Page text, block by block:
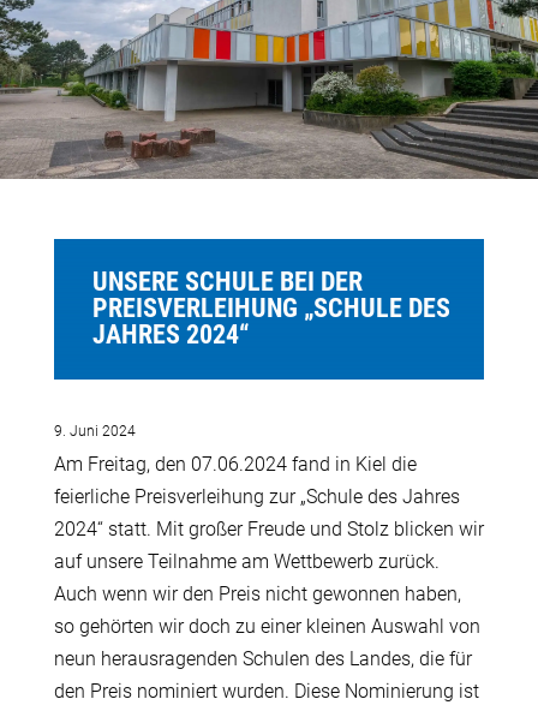
UNSERE SCHULE BEI DER
PREISVERLEIHUNG „SCHULE DES
JAHRES 2024“
9. Juni 2024
Am Freitag, den 07.06.2024 fand in Kiel die
feierliche Preisverleihung zur „Schule des Jahres
2024“ statt. Mit großer Freude und Stolz blicken wir
auf unsere Teilnahme am Wettbewerb zurück.
Auch wenn wir den Preis nicht gewonnen haben,
so gehörten wir doch zu einer kleinen Auswahl von
neun herausragenden Schulen des Landes, die für
den Preis nominiert wurden. Diese Nominierung ist